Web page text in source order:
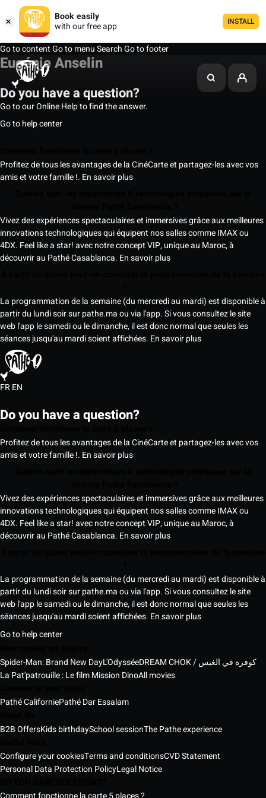
Book easily
with our free app
INSTALL
Go to contentGo to menuSearchGo to footer
Eugénie Anselin
Do you have a question?
Go to our Online Help to find the answer.
Go to help center
Profitez de tous les avantages de la CinéCarte et partagez-les avec vos
amis et votre famille !. En savoir plus
Vivez des expériences spectaculaires et immersives grâce aux meilleures
innovations technologiques qui équipent nos salles comme IMAX ou
4DX. Feel like a star! avec notre concept VIP, unique au Maroc, à
découvrir au Pathé Casablanca. En savoir plus
La programmation de la semaine (du mercredi au mardi) est disponible à
partir du lundi soir sur pathe.ma ou via l'app. Si vous consultez le site
web l'app le samedi ou le dimanche, il est donc normal que seules les
séances jusqu'au mardi soient affichées. En savoir plus
FREN
Do you have a question?
Profitez de tous les avantages de la CinéCarte et partagez-les avec vos
amis et votre famille !. En savoir plus
Vivez des expériences spectaculaires et immersives grâce aux meilleures
innovations technologiques qui équipent nos salles comme IMAX ou
4DX. Feel like a star! avec notre concept VIP, unique au Maroc, à
découvrir au Pathé Casablanca. En savoir plus
La programmation de la semaine (du mercredi au mardi) est disponible à
partir du lundi soir sur pathe.ma ou via l'app. Si vous consultez le site
web l'app le samedi ou le dimanche, il est donc normal que seules les
séances jusqu'au mardi soient affichées. En savoir plus
Go to help center
Spider-Man: Brand New DayL'Odyssée
DREAM CHOK / كوفرة في الغيس
La Pat'patrouille : Le film Mission DinoAll movies
Pathé CaliforniePathé Dar Essalam
B2B OffersKids birthdaySchool sessionThe Pathe experience
Configure your cookiesTerms and conditionsCVD Statement
Personal Data Protection PolicyLegal Notice